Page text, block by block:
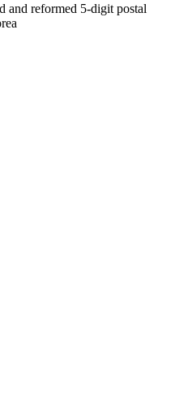
and reformed 5-digit postal